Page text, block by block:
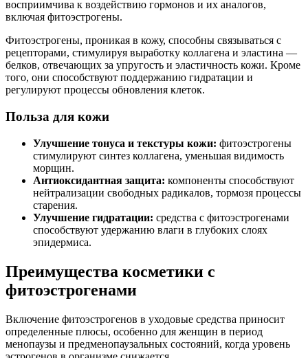
восприимчива к воздействию гормонов и их аналогов,
включая фитоэстрогены.
Фитоэстрогены, проникая в кожу, способны связываться с
рецепторами, стимулируя выработку коллагена и эластина —
белков, отвечающих за упругость и эластичность кожи. Кроме
того, они способствуют поддержанию гидратации и
регулируют процессы обновления клеток.
Польза для кожи
Улучшение тонуса и текстуры кожи: фитоэстрогены
стимулируют синтез коллагена, уменьшая видимость
морщин.
Антиоксидантная защита: компоненты способствуют
нейтрализации свободных радикалов, тормозя процессы
старения.
Улучшение гидратации: средства с фитоэстрогенами
способствуют удержанию влаги в глубоких слоях
эпидермиса.
Преимущества косметики с
фитоэстрогенами
Включение фитоэстрогенов в уходовые средства приносит
определенные плюсы, особенно для женщин в период
менопаузы и предменопаузальных состояний, когда уровень